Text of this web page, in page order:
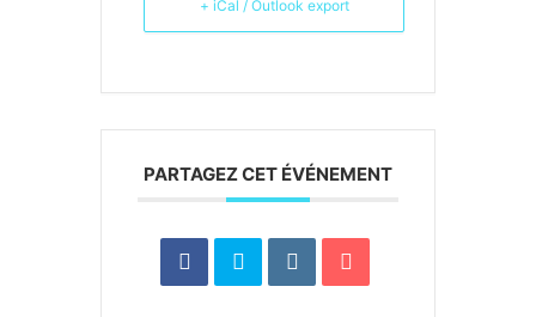
+ iCal / Outlook export
PARTAGEZ CET ÉVÉNEMENT